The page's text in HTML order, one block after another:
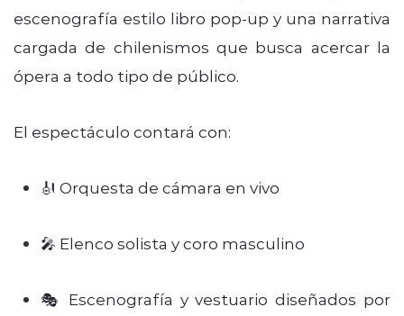
escenografía estilo libro pop-up y una narrativa
cargada de chilenismos que busca acercar la
ópera a todo tipo de público.
El espectáculo contará con:
🎻 Orquesta de cámara en vivo
🎤 Elenco solista y coro masculino
🎭 Escenografía y vestuario diseñados por